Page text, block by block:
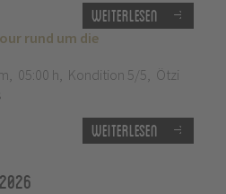
Weiterlesen
rund um die
, 05:00 h, Kondition 5/5, Ötzi
Weiterlesen